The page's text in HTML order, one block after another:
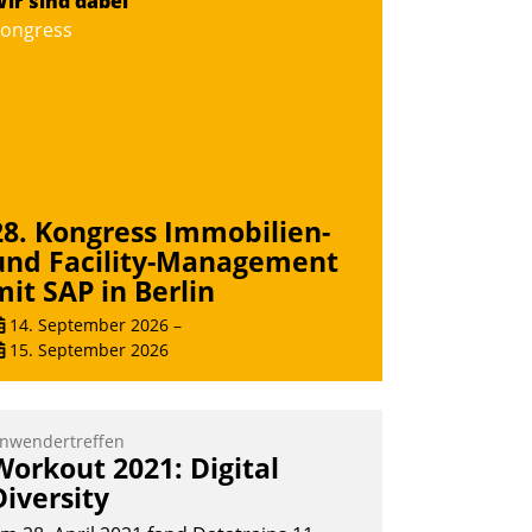
dem Laufenden bleiben, Daten
und ändern oder
Kongress Immobilien-
Facility-Management
SAP in Berlin
14. September 2026 –
15. September 2026
2021: Digital